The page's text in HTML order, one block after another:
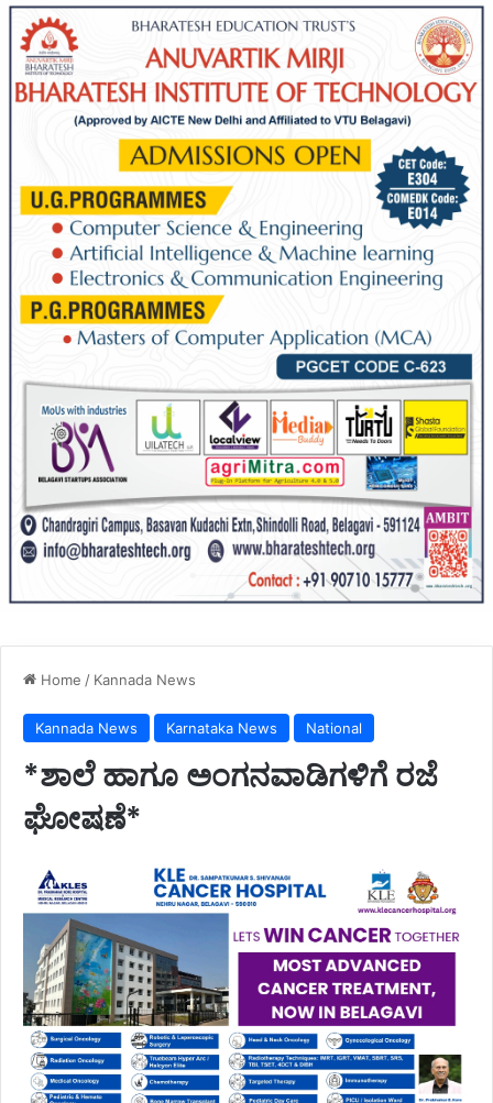
Home / Kannada News
Kannada News Karnataka News National
*ಶಾಲೆ ಹಾಗೂ ಅಂಗನವಾಡಿಗಳಿಗೆ ರಜೆ
ಘೋಷಣೆ*